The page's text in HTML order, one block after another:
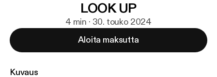
LOOK UP
4 min · 30. touko 2024
Aloita maksutta
Kuvaus